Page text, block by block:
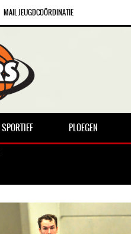
MAIL JEUGDCOÖRDINATIE
SPORTIEF PLOEGEN